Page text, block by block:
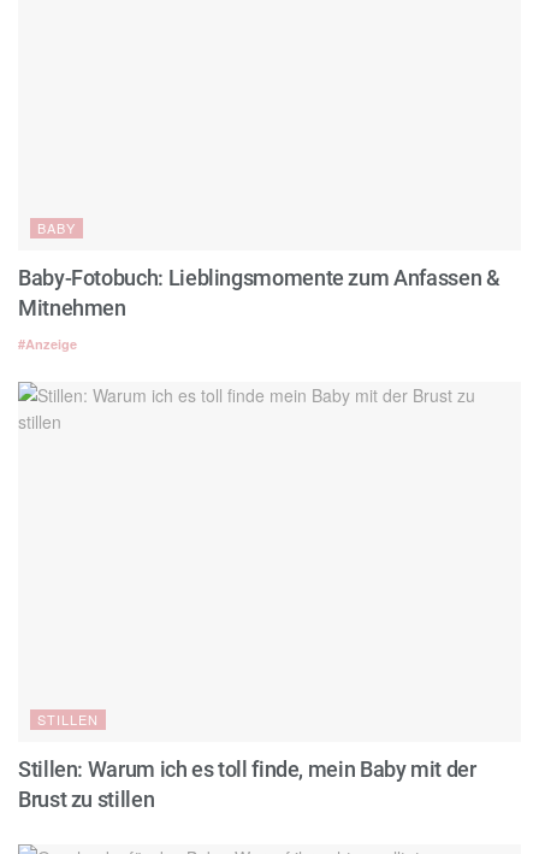
BABY
Baby-Fotobuch: Lieblingsmomente zum Anfassen &
Mitnehmen
#Anzeige
STILLEN
Stillen: Warum ich es toll finde, mein Baby mit der
Brust zu stillen